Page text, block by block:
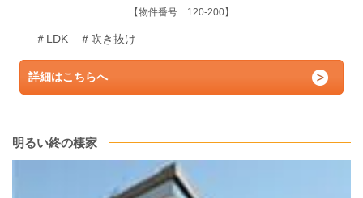
【物件番号 120-200】
＃LDK ＃吹き抜け
詳細はこちらへ
明るい終の棲家